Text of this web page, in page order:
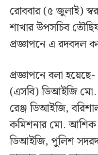
রোববার (৫ জুলাই)
শাখার উপসচিব
প্রজ্ঞাপনে এ রদবদল
প্রজ্ঞাপনে বলা
(এসবি) ডিআইজি মো.
রেঞ্জ ডিআইজি,
কমিশনার মো. আশিক
ডিআইজি, পুলিশ